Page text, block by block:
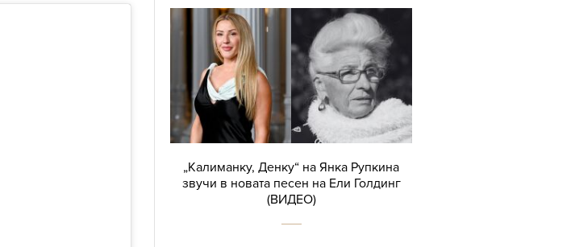
„Калиманку, Денку“ на Янка Рупкина
звучи в новата песен на Ели Голдинг
(ВИДЕО)